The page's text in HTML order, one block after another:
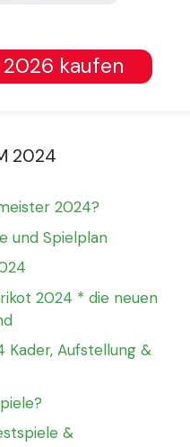
2026 kaufen
2024
2024?
und Spielplan
2024 * die neuen
Kader, Aufstellung &
&